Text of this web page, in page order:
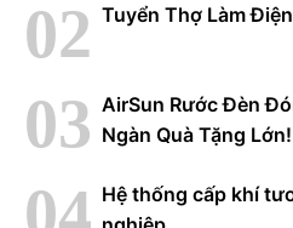
Tuyển Thợ Làm
AirSun Rước Đèn
Ngàn Quà Tặng Lớn!
Hệ thống cấp khí